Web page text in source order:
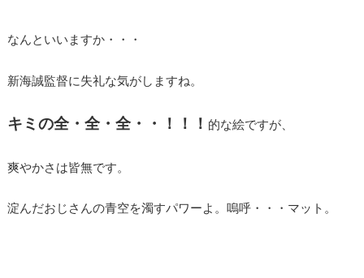
なんといいますか・・・
新海誠監督に失礼な気がしますね。
キミの全・全・全・・！！！ 的な絵ですが、
爽やかさは皆無です。
淀んだおじさんの青空を濁すパワーよ。嗚呼・・・マット。